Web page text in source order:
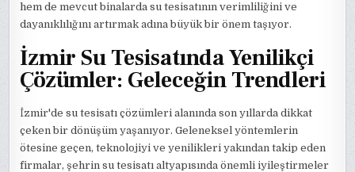
hem de mevcut binalarda su tesisatının verimliliğini ve
dayanıklılığını artırmak adına büyük bir önem taşıyor.
İzmir Su Tesisatında Yenilikçi
Çözümler: Geleceğin Trendleri
İzmir'de su tesisatı çözümleri alanında son yıllarda dikkat
çeken bir dönüşüm yaşanıyor. Geleneksel yöntemlerin
ötesine geçen, teknolojiyi ve yenilikleri yakından takip eden
firmalar, şehrin su tesisatı altyapısında önemli iyileştirmeler